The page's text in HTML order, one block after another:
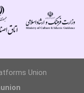
Union